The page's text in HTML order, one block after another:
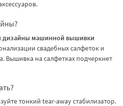
дизайны машинной вышивки
свадебных салфеток и
Вышивка на салфетках подчеркнет
тонкий tear-away стабилизатор.